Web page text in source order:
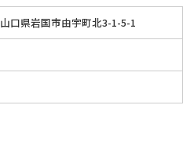
山口県岩国市由宇町北3-1-5-1